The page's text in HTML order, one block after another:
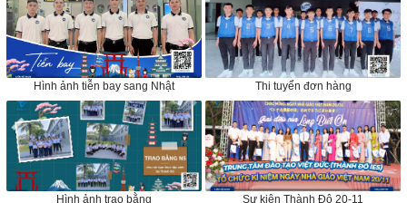
Hình ảnh tiễn bay sang Nhật Thi tuyển đơn hàng
Hình ảnh trao bằng Sự kiện Thành Đô 20-11